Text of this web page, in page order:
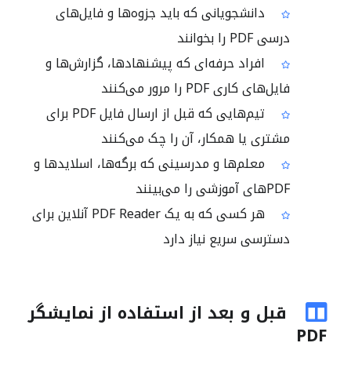
دانشجویانی که باید جزوه‌ها و فایل‌های
درسی PDF را بخوانند
افراد حرفه‌ای که پیشنهادها، گزارش‌ها و
فایل‌های کاری PDF را مرور می‌کنند
تیم‌هایی که قبل از ارسال فایل PDF برای
مشتری یا همکار، آن را چک می‌کنند
معلم‌ها و مدرسینی که برگه‌ها، اسلایدها و
PDFهای آموزشی را می‌بینند
هر کسی که به یک PDF Reader آنلاین برای
دسترسی سریع نیاز دارد
قبل و بعد از استفاده از نمایشگر
PDF